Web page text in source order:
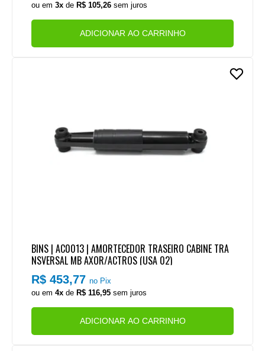
ou em3x de R$ 105,26 sem juros
ADICIONAR AO CARRINHO
BINS | AC0013 | AMORTECEDOR TRASEIRO CABINE TRA
NSVERSAL MB AXOR/ACTROS (USA 02)
R$ 453,77no Pix
ou em4x deR$ 116,95 sem juros
ADICIONAR AO CARRINHO